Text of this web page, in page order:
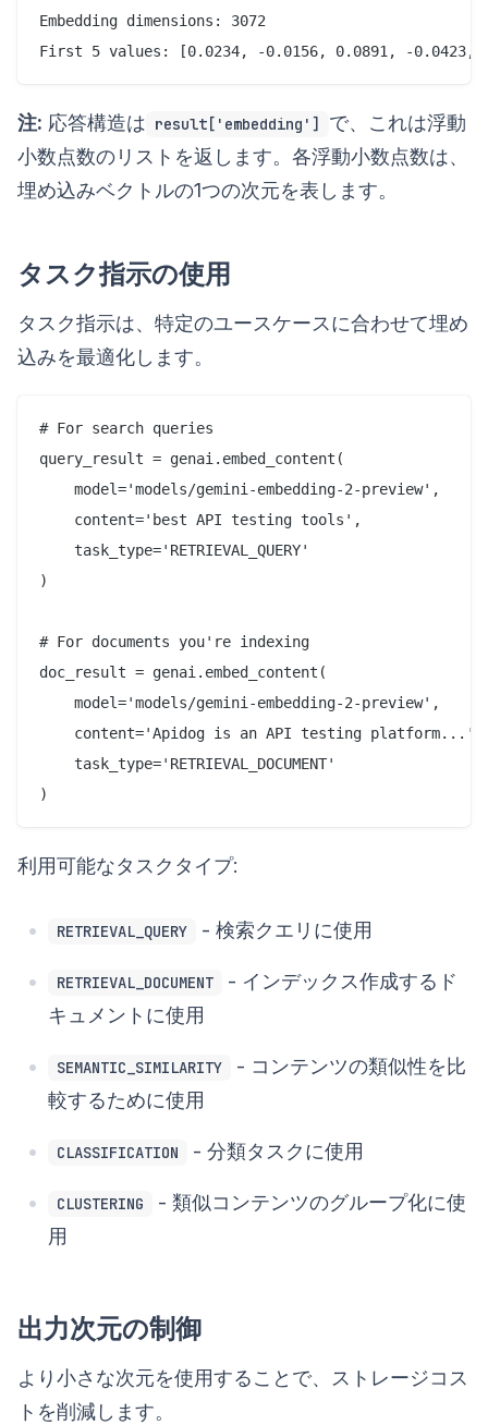
Embedding dimensions: 3072
注: 応答構造は result['embedding']
で、これは浮動
小数点数のリストを返します。各浮動小数点数は、
埋め込みベクトルの1つの次元を表します。
タスク指示の使用
タスク指示は、特定のユースケースに合わせて埋め
込みを最適化します。
# For search queries
query_result = genai.embed_content(
    model='models/gemini-embedding-2-preview',
    content='best API testing tools',
    task_type='RETRIEVAL_QUERY'
)
# For documents you're indexing
doc_result = genai.embed_content(
    model='models/gemini-embedding-2-preview',
    content='Apidog is an API testing platform...',
    task_type='RETRIEVAL_DOCUMENT'
利用可能なタスクタイプ:
RETRIEVAL_QUERY - 検索クエリに使用
RETRIEVAL_DOCUMENT
- インデックス作成するド
キュメントに使用
SEMANTIC_SIMILARITY
- コンテンツの類似性を比
較するために使用
CLASSIFICATION - 分類タスクに使用
CLUSTERING
- 類似コンテンツのグループ化に使
用
出力次元の制御
より小さな次元を使用することで、ストレージコス
トを削減します。